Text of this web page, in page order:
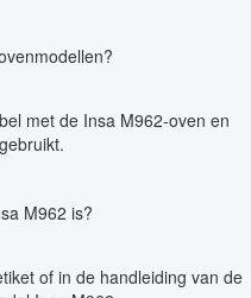
met de Insa M962-oven en
M962 is?
of in de handleiding van de